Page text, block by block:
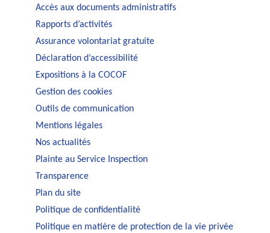
Accès aux documents administratifs
Rapports d’activités
Assurance volontariat gratuite
Déclaration d’accessibilité
Expositions à la COCOF
Gestion des cookies
Outils de communication
Mentions légales
Nos actualités
Plainte au Service Inspection
Transparence
Plan du site
Politique de confidentialité
Politique en matière de protection de la vie privée